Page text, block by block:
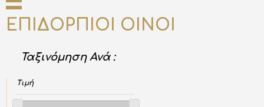
ΕΠΙΔΟΡΠΙΟΙ ΟΙΝΟΙ
Ταξινόμηση Ανά :
Τιμή